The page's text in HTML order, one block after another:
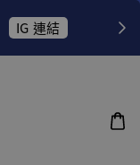
IG 連結